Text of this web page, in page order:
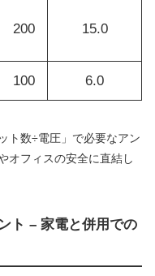
200 15.0
100 6.0
ト数÷電圧」で必要なアン
オフィスの安全に直結し
ト – 家電と併用での